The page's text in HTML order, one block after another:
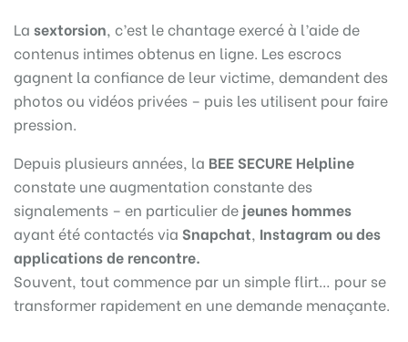
La sextorsion, c’est le chantage exercé à l’aide de
contenus intimes obtenus en ligne. Les escrocs
gagnent la confiance de leur victime, demandent des
photos ou vidéos privées – puis les utilisent pour faire
pression.
Depuis plusieurs années, la BEE SECURE Helpline
constate une augmentation constante des
signalements – en particulier de jeunes hommes
ayant été contactés via Snapchat, Instagram ou des
applications de rencontre.
Souvent, tout commence par un simple flirt… pour se
transformer rapidement en une demande menaçante.